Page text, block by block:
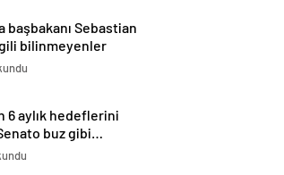
başbakanı Sebastian
bilinmeyenler
6 aylık hedeflerini
buz gibi…